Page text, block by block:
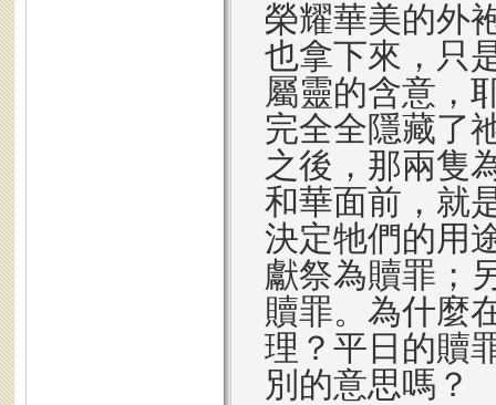
榮耀華美的外
也拿下來，只
屬靈的含意，
完全全隱藏了
之後，那兩隻
和華面前，就
決定牠們的用
獻祭為贖罪；
贖罪。為什麼
理？平日的贖
別的意思嗎？